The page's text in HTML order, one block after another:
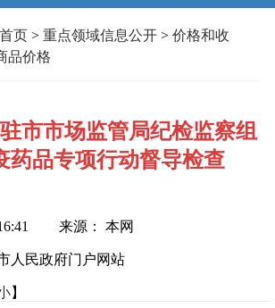
首页 >重点领域信息公开 >价格和收
品价格
市市场监管局纪检监察组
药品专项行动督导检查
来源： 本网
人民政府门户网站
】